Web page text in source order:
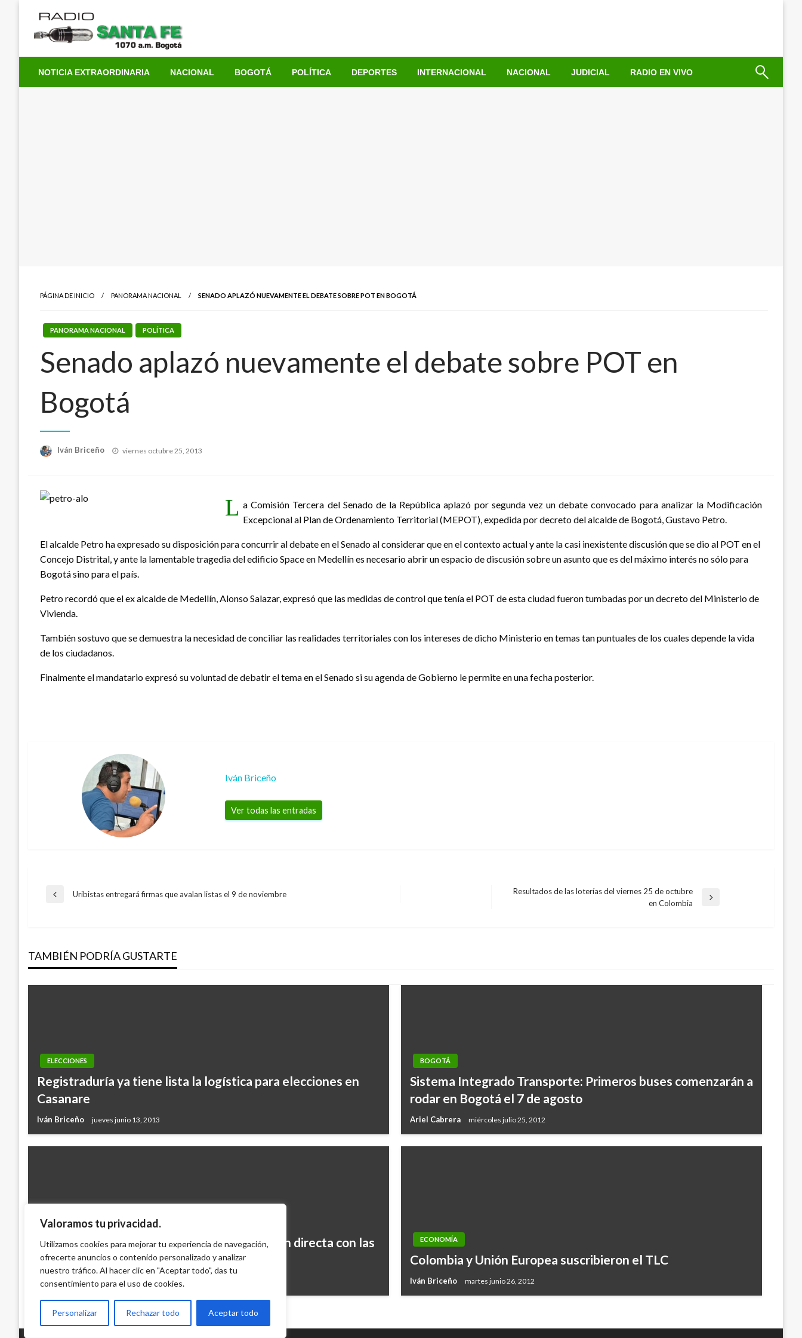
Valoramos tu privacidad.
Utilizamos cookies para mejorar tu experiencia de navegación,
ofrecerte anuncios o contenido personalizado y analizar
nuestro tráfico. Al hacer clic en "Aceptar todo", das tu
consentimiento para el uso de cookies.
Personalizar Rechazar todo Aceptar todo
contenido
NOTICIA EXTRAORDINARIA NACIONAL BOGOTÁ POLÍTICA DEPORTES INTERNACIONAL NACIONAL JUDICIAL RADIO EN VIVO
PÁGINA DE INICIO PANORAMA NACIONAL SENADO APLAZÓ NUEVAMENTE EL DEBATE SOBRE POT EN BOGOTÁ
PANORAMA NACIONAL POLÍTICA
Senado aplazó nuevamente el debate sobre POT en
Bogotá
Iván Briceño
Publicado
viernes octubre 25, 2013
L a Comisión Tercera del Senado de la República aplazó por segunda vez un debate convocado para analizar la Modificación
Excepcional al Plan de Ordenamiento Territorial (MEPOT), expedida por decreto del alcalde de Bogotá, Gustavo Petro.
El alcalde Petro ha expresado su disposición para concurrir al debate en el Senado al considerar que en el contexto actual y ante la casi inexistente discusión que se dio al POT en el
Concejo Distrital, y ante la lamentable tragedia del edificio Space en Medellín es necesario abrir un espacio de discusión sobre un asunto que es del máximo interés no sólo para
Bogotá sino para el país.
Petro recordó que el ex alcalde de Medellín, Alonso Salazar, expresó que las medidas de control que tenía el POT de esta ciudad fueron tumbadas por un decreto del Ministerio de
Vivienda.
También sostuvo que se demuestra la necesidad de conciliar las realidades territoriales con los intereses de dicho Ministerio en temas tan puntuales de los cuales depende la vida
de los ciudadanos.
Finalmente el mandatario expresó su voluntad de debatir el tema en el Senado si su agenda de Gobierno le permite en una fecha posterior.
Iván Briceño
Ver todas las entradas
Navegación
entradas
Entrada
Uribistas entregará firmas que avalan listas el 9 de noviembre
Resultados de las loterías del viernes 25 de octubre
en Colombia
TAMBIÉN PODRÍA GUSTARTE
ELECCIONES
Registraduría ya tiene lista la logística para elecciones en
Casanare
Iván Briceño jueves junio 13, 2013
BOGOTÁ
Sistema Integrado Transporte: Primeros buses comenzarán a
rodar en Bogotá el 7 de agosto
Ariel Cabrera miércoles julio 25, 2012
CONFLICTO ARMADO
Cardenal Castrillón Hoyos anuncia mediación directa con las
Farc
Ariel Cabrera jueves noviembre 26, 2009
ECONOMÍA
Colombia y Unión Europea suscribieron el TLC
Iván Briceño martes junio 26, 2012